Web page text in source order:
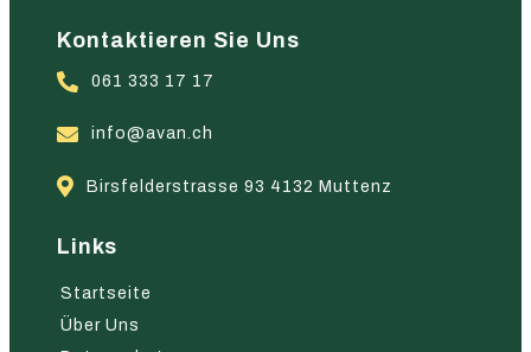
Kontaktieren Sie Uns
061 333 17 17
info@avan.ch
Birsfelderstrasse 93 4132 Muttenz
Links
Startseite
Über Uns